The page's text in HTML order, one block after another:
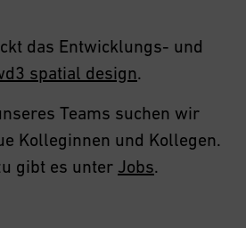
das Entwicklungs- und
spatial design.
Teams suchen wir
Kolleginnen und Kollegen.
gibt es unter Jobs.